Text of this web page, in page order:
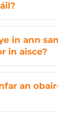
in ann
in aisce?
an